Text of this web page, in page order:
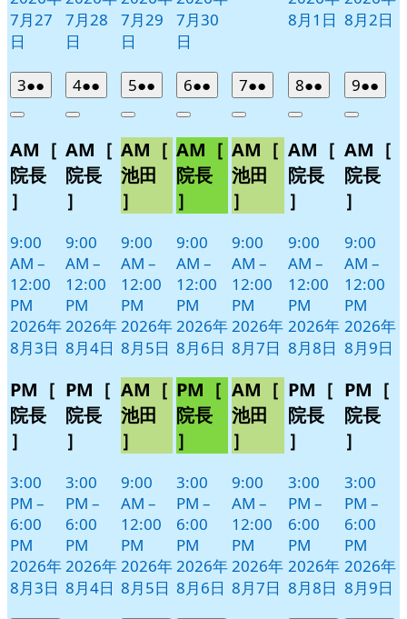
7月27
日
7月28
日
7月29
日
7月30
日
8月1日 8月2日
32026
年
月
3
日
●●
件
イ
ベ
Close
AM［
院長
］
9:00
AM –
12:00
PM
2026年
8月3日
PM［
院長
］
3:00
PM –
6:00
PM
2026年
8月3日
42026
年
月
4
日
●●
件
イ
ベ
Close
AM［
院長
］
9:00
AM –
12:00
PM
2026年
8月4日
PM［
院長
］
3:00
PM –
6:00
PM
2026年
8月4日
52026
年
月
5
日
●●
件
イ
ベ
ト)
Close
AM［
池田
］
9:00
AM –
12:00
PM
2026年
8月5日
AM［
池田
］
9:00
AM –
12:00
PM
2026年
8月5日
62026
年
月
6
日
●●
件
イ
ベ
ト)
Close
AM［
院長
］
9:00
AM –
12:00
PM
2026年
8月6日
PM［
院長
］
3:00
PM –
6:00
PM
2026年
8月6日
72026
年
月
7
日
●●
件
イ
ベ
ト)
Close
AM［
池田
］
9:00
AM –
12:00
PM
2026年
8月7日
AM［
池田
］
9:00
AM –
12:00
PM
2026年
8月7日
82026
年
月
8
日
●●
件
イ
ベ
Close
AM［
院長
］
9:00
AM –
12:00
PM
2026年
8月8日
PM［
院長
］
3:00
PM –
6:00
PM
2026年
8月8日
92026
年
月
9
日
●●
件
イ
ベ
Close
AM［
院長
］
9:00
AM –
12:00
PM
2026年
8月9日
PM［
院長
］
3:00
PM –
6:00
PM
2026年
8月9日